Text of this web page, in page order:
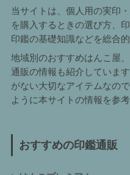
当サイトは、個人用の実印
を購入するときの選び方、
印鑑の基礎知識などを総合
地域別のおすすめはんこ屋
通販の情報も紹介していま
がない大切なアイテムなの
ように本サイトの情報を参
おすすめの印鑑通販